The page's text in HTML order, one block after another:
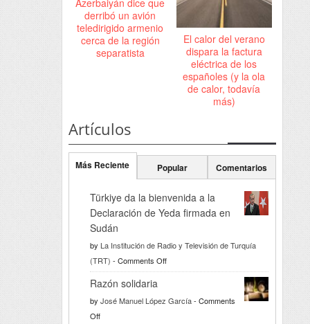
derribó un avión
teledirigido armenio
cerca de la región
separatista
El calor del verano
dispara la factura
eléctrica de los
españoles (y la ola
de calor, todavía
más)
Artículos
Más Reciente Popular Comentarios
Türkiye da la bienvenida a la
Declaración de Yeda firmada en
Sudán
by La Institución de Radio y Televisión de Turquía
(TRT) - Comments Offon
Türkiye
la
Razón solidaria
by José Manuel López García- Comments
Offon